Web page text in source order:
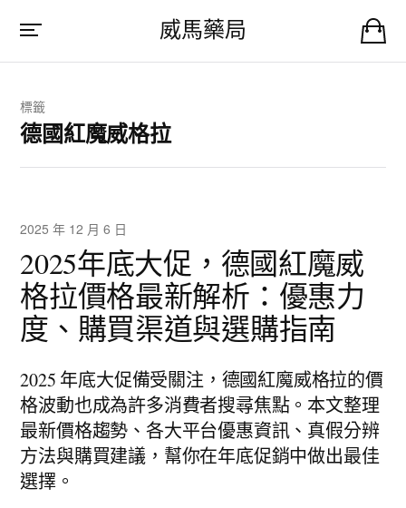
威馬藥局
標籤
德國紅魔威格拉
2025 年 12 月 6 日
2025年底大促，德國紅魔威
格拉價格最新解析：優惠力
度、購買渠道與選購指南
2025 年底大促備受關注，德國紅魔威格拉的價
格波動也成為許多消費者搜尋焦點。本文整理
最新價格趨勢、各大平台優惠資訊、真假分辨
方法與購買建議，幫你在年底促銷中做出最佳
選擇。